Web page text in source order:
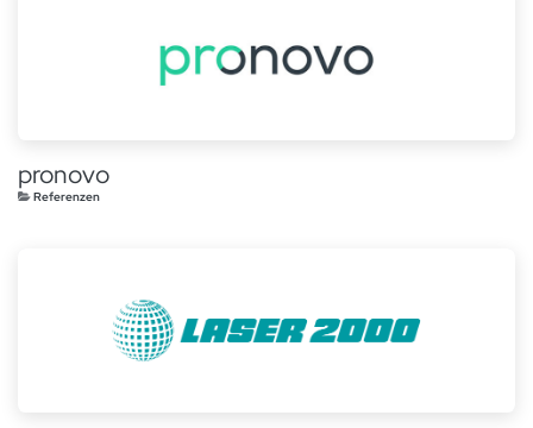
pronovo
Referenzen